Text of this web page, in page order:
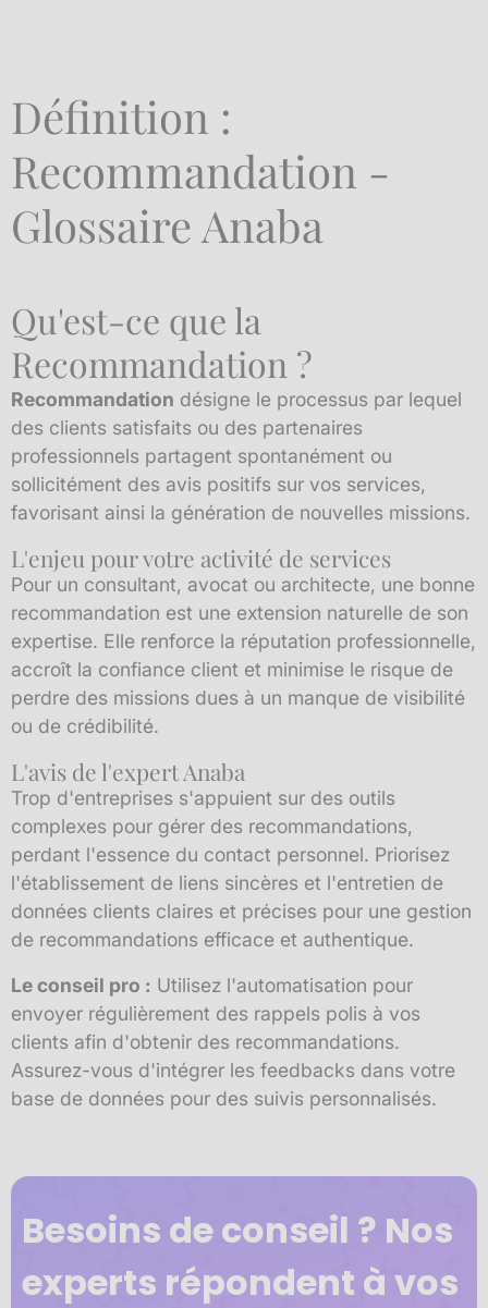
Définition :
Recommandation -
Glossaire Anaba
Qu'est-ce que la
Recommandation ?
Recommandation désigne le processus par lequel
des clients satisfaits ou des partenaires
professionnels partagent spontanément ou
sollicitément des avis positifs sur vos services,
favorisant ainsi la génération de nouvelles missions.
L'enjeu pour votre activité de services
Pour un consultant, avocat ou architecte, une bonne
recommandation est une extension naturelle de son
expertise. Elle renforce la réputation professionnelle,
accroît la confiance client et minimise le risque de
perdre des missions dues à un manque de visibilité
ou de crédibilité.
L'avis de l'expert Anaba
Trop d'entreprises s'appuient sur des outils
complexes pour gérer des recommandations,
perdant l'essence du contact personnel. Priorisez
l'établissement de liens sincères et l'entretien de
données clients claires et précises pour une gestion
de recommandations efficace et authentique.
Le conseil pro : Utilisez l'automatisation pour
envoyer régulièrement des rappels polis à vos
clients afin d'obtenir des recommandations.
Assurez-vous d'intégrer les feedbacks dans votre
base de données pour des suivis personnalisés.
Besoins de conseil ? Nos
experts répondent à vos